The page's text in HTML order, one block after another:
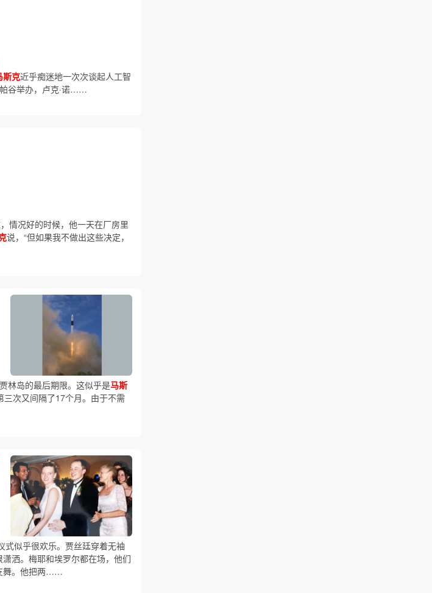
斯克近乎痴迷地一次次谈起人工智
谷举办，卢克·诺……
情况好的时候，他一天在厂房里
说，“但如果我不做出这些决定，
林岛的最后期限。这似乎是马斯
次又间隔了17个月。由于不需
式似乎很欢乐。贾丝廷穿着无袖
洒。梅耶和埃罗尔都在场，他们
舞。他把两……